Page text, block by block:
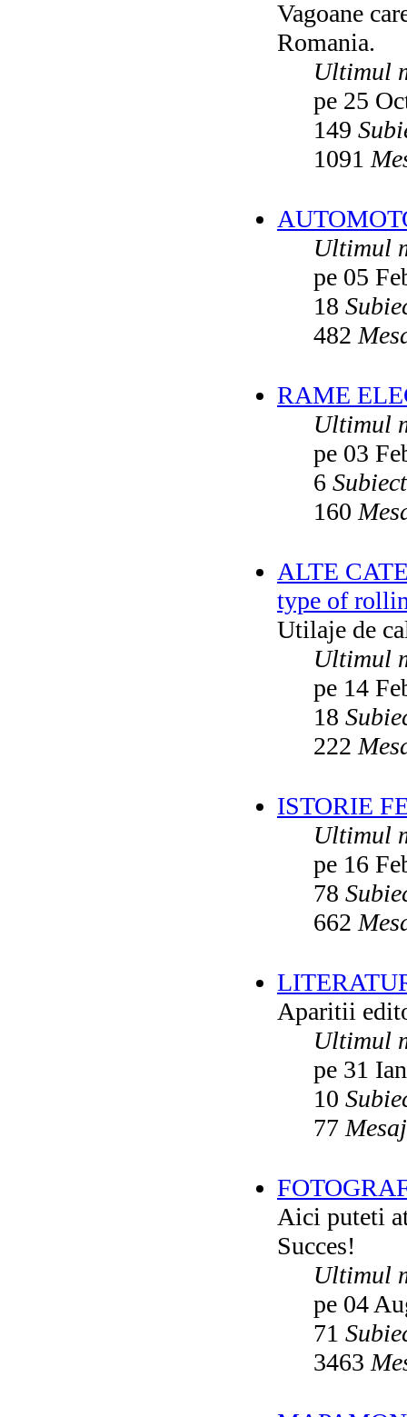
Vagoane
Romania.
Ultimul
pe 25
149
1091
Ultimul
pe 05
18
482
RAME
Ultimul
pe 03
6
160
ALTE
type of
Utilaje de
Ultimul
pe 14
18
222
ISTORIE
Ultimul
pe 16
78
662
Aparitii
Ultimul
pe 31
10
77
Aici puteti
Succes!
Ultimul
pe 04
71
3463